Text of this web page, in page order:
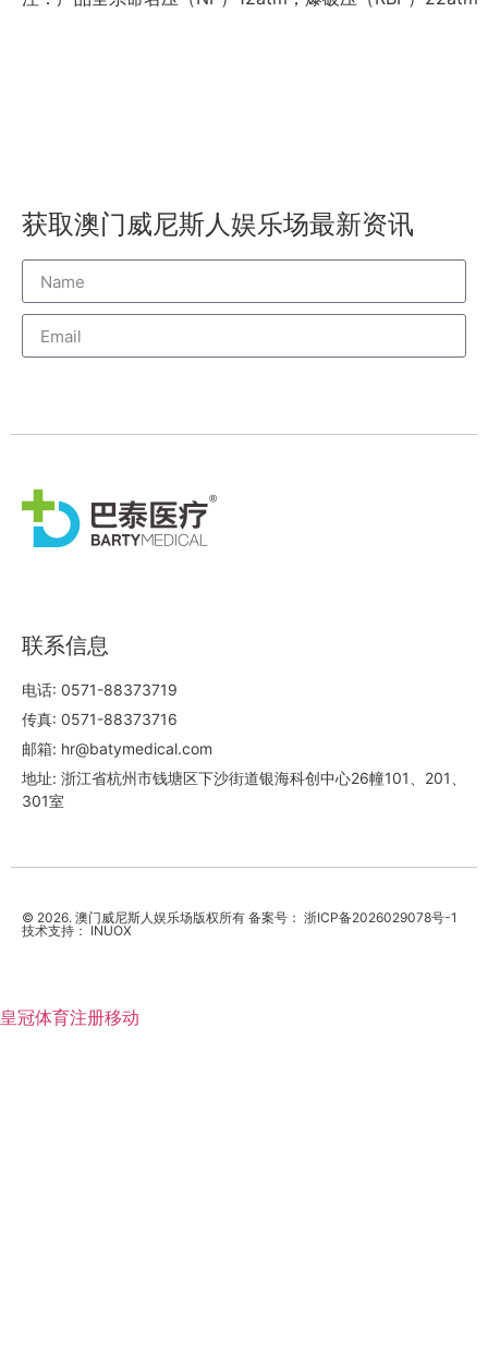
获取澳门威尼斯人娱乐场最新资讯
联系信息
电话: 0571-88373719
传真: 0571-88373716
邮箱: hr@batymedical.com
地址: 浙江省杭州市钱塘区下沙街道银海科创中心26幢101、201、
301室
© 2026. 澳门威尼斯人娱乐场版权所有 备案号： 浙ICP备2026029078号-1
技术支持： INUOX
皇冠体育注册移动